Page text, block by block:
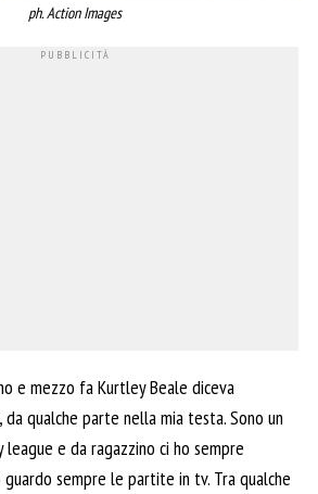
ph. Action Images
e mezzo fa Kurtley Beale diceva
da qualche parte nella mia testa. Sono un
e da ragazzino ci ho sempre
sempre le partite in tv. Tra qualche